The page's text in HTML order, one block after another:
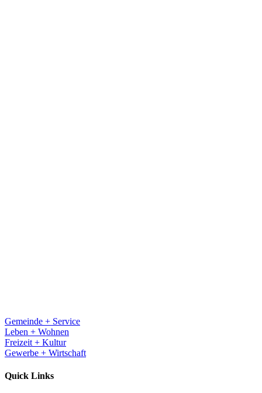
Gemeinde + Service
Leben + Wohnen
Freizeit + Kultur
Gewerbe + Wirtschaft
Quick Links